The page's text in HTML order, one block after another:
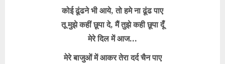
कोई ढूंढने भी आये, तो हमे ना ढूंढ पाए
तू मुझे कहीं छूपा दे, मैं तुझे कही छूपा दूँ
मेरे दिल में आज…
मेरे बाजुओं में आकर तेरा दर्द चैन पाए